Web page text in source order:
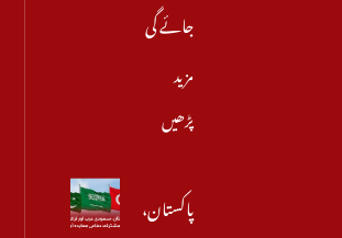
جائے گی
مزید
پڑھیں
پاکستان،